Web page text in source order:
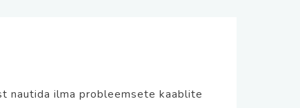
nautida ilma probleemsete kaablite